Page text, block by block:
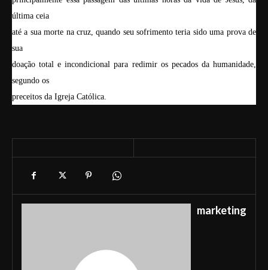
última ceia
até a sua morte na cruz, quando seu sofrimento teria sido uma prova de
sua
doação total e incondicional para redimir os pecados da humanidade,
segundo os
preceitos da Igreja Católica.
marketing